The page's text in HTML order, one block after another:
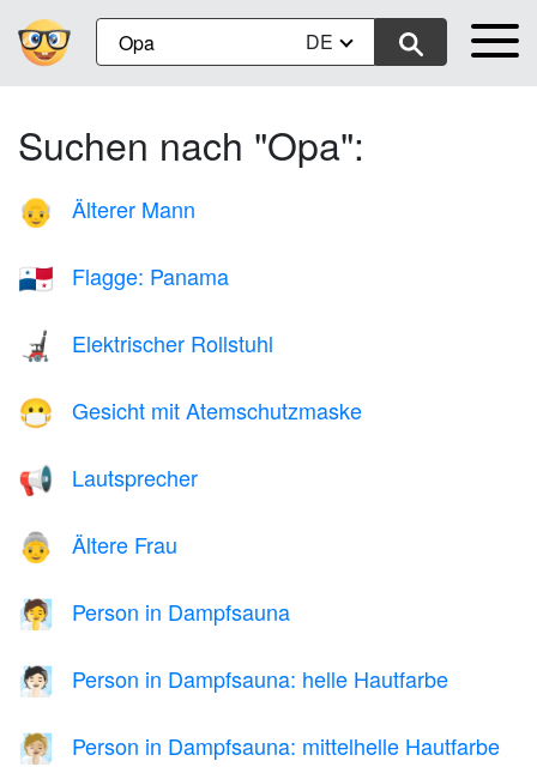
DE
Suchen nach "Opa":
👴 Älterer Mann
🇵🇦 Flagge: Panama
🦼 Elektrischer Rollstuhl
😷 Gesicht mit Atemschutzmaske
📢 Lautsprecher
👵 Ältere Frau
🧖 Person in Dampfsauna
🧖🏻 Person in Dampfsauna: helle Hautfarbe
🧖🏼 Person in Dampfsauna: mittelhelle Hautfarbe